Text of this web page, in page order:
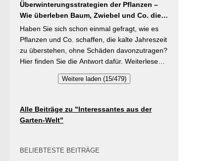
brauchen Stangenbohnen im Gegensatz zu
Buschbohnen eine moderierte Düngung
während der Wachstumsphase. Besonderes
Detail: Bohnen gehen Symbiosen mit
Knöllchenbakterien ein, die Stickstoff aus der
Luft binden – Vorfrucht-Wirkung für das
Vielfalt im Gemeindegebiet zu fördern und
gleichzeitig durch die Entsiegelung von
Privatflächen einen aktiven Beitrag zur
Verbesserung des Ortsklimas zu leisten.
Warum? Entsiegelte Flächen helfen… Hitze zu
reduzieren Regenwasser besser zu speichern
zu gestalten. Insgesamt drei Gärten werden
aus Vertretern der Gemeinde Unterhaching
sowie des Gartenbauvereins Unterhaching
jeweils einen Gutschein von Pflanzen-Kölle
Überwinterungsstrategien der Pflanzen –
Wie überleben Baum, Zwiebel und Co. die
kalte Jahreszeit?
Haben Sie sich schon einmal gefragt, wie es
Pflanzen und Co. schaffen, die kalte Jahreszeit
zu überstehen, ohne Schäden davonzutragen?
Hier finden Sie die Antwort dafür. Weiterlesen
bei „GartenTipps“
Weitere laden (15/479)
Alle Beiträge zu "Interessantes aus der
Garten-Welt"
BELIEBTESTE BEITRÄGE